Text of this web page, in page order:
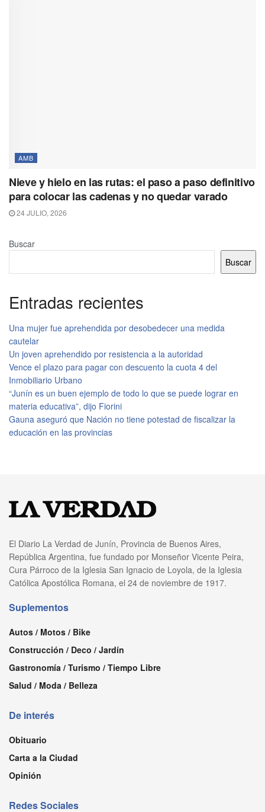
AMB
Nieve y hielo en las rutas: el paso a paso definitivo
para colocar las cadenas y no quedar varado
24 JULIO, 2026
Buscar
Buscar
Entradas recientes
Una mujer fue aprehendida por desobedecer una medida
cautelar
Un joven aprehendido por resistencia a la autoridad
Vence el plazo para pagar con descuento la cuota 4 del
Inmobiliario Urbano
“Junín es un buen ejemplo de todo lo que se puede lograr en
materia educativa”, dijo Fiorini
Gauna aseguró que Nación no tiene potestad de fiscalizar la
educación en las provincias
El Diario La Verdad de Junín, Provincia de Buenos Aires,
República Argentina, fue fundado por Monseñor Vicente Peira,
Cura Párroco de la Iglesia San Ignacio de Loyola, de la Iglesia
Católica Apostólica Romana, el 24 de noviembre de 1917.
Suplementos
Autos / Motos / Bike
Construcción / Deco / Jardín
Gastronomía / Turismo / Tiempo Libre
Salud / Moda / Belleza
De interés
Obituario
Carta a la Ciudad
Opinión
Redes Sociales